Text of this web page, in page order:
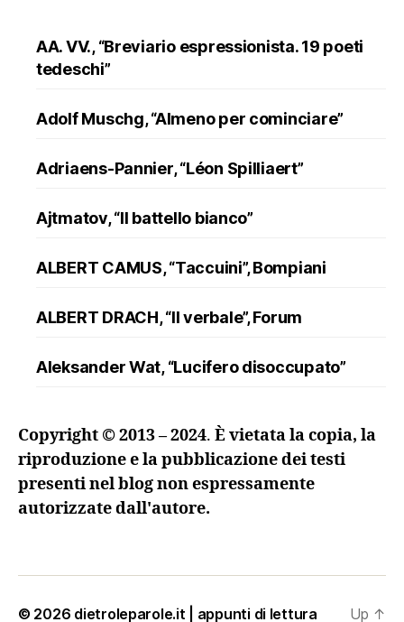
AA. VV., “Breviario espressionista. 19 poeti
tedeschi”
Adolf Muschg, “Almeno per cominciare”
Adriaens-Pannier, “Léon Spilliaert”
Ajtmatov, “Il battello bianco”
ALBERT CAMUS, “Taccuini”, Bompiani
ALBERT DRACH, “Il verbale”, Forum
Aleksander Wat, “Lucifero disoccupato”
ranuncolo”, Oscar Mondadori
Andreev, “Lazzaro e altre novelle”
Angelo Maria Ripellino, “Il trucco e l’anima. I
Copyright © 2013 – 2024. È vietata la copia, la
riproduzione e la pubblicazione dei testi
presenti nel blog non espressamente
autorizzate dall'autore.
© 2026 dietroleparole.it | appunti di lettura Up ↑